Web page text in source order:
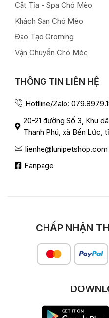
Cắt Tỉa - Spa Chó Mèo
Khách Sạn Chó Mèo
Đào Tạo Groming
Vận Chuyển Chó Mèo
THÔNG TIN LIÊN HỆ
Hotlline/Zalo:
20-21 đường Số 3, Khu
Thanh Phú, xã Bến Lức,
lienhe@lunipetshop.com
Fanpage
CHẤP NHẬN